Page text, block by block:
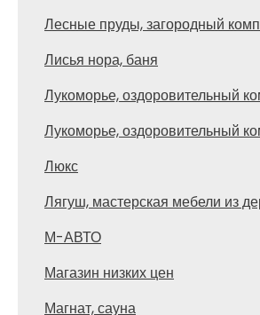
Лесные пруды, загородный
Лисья нора, баня
Лукоморье, оздоровительный
Лукоморье, оздоровительный
Люкс
Лягуш, мастерская мебели из
М-АВТО
Магазин низких цен
Магнат, сауна